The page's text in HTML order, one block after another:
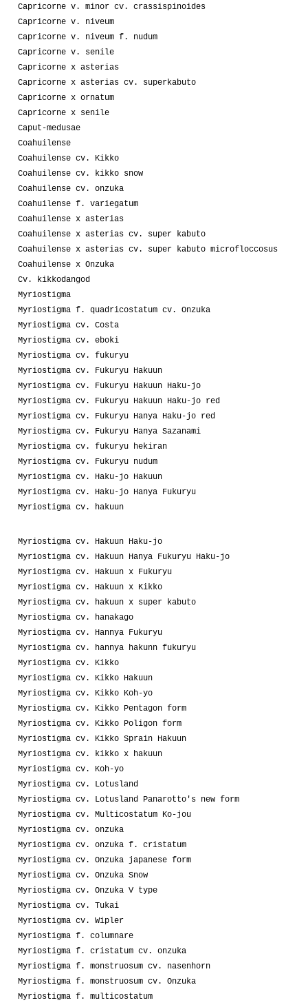
Capricorne v. minor cv. crassispinoides
Capricorne v. niveum
Capricorne v. niveum f. nudum
Capricorne v. senile
Capricorne x asterias
Capricorne x asterias cv. superkabuto
Capricorne x ornatum
Capricorne x senile
Caput-medusae
Coahuilense
Coahuilense cv. Kikko
Coahuilense cv. kikko snow
Coahuilense cv. onzuka
Coahuilense f. variegatum
Coahuilense x asterias
Coahuilense x asterias cv. super kabuto
Coahuilense x asterias cv. super kabuto microfloccosus
Coahuilense x Onzuka
Cv. kikkodangod
Myriostigma
Myriostigma f. quadricostatum cv. Onzuka
Myriostigma cv. Costa
Myriostigma cv. eboki
Myriostigma cv. fukuryu
Myriostigma cv. Fukuryu Hakuun
Myriostigma cv. Fukuryu Hakuun Haku-jo
Myriostigma cv. Fukuryu Hakuun Haku-jo red
Myriostigma cv. Fukuryu Hanya Haku-jo red
Myriostigma cv. Fukuryu Hanya Sazanami
Myriostigma cv. fukuryu hekiran
Myriostigma cv. Fukuryu nudum
Myriostigma cv. Haku-jo Hakuun
Myriostigma cv. Haku-jo Hanya Fukuryu
Myriostigma cv. hakuun
Myriostigma cv. Hakuun Haku-jo
Myriostigma cv. Hakuun Hanya Fukuryu Haku-jo
Myriostigma cv. Hakuun x Fukuryu
Myriostigma cv. Hakuun x Kikko
Myriostigma cv. hakuun x super kabuto
Myriostigma cv. hanakago
Myriostigma cv. Hannya Fukuryu
Myriostigma cv. hannya hakunn fukuryu
Myriostigma cv. Kikko
Myriostigma cv. Kikko Hakuun
Myriostigma cv. Kikko Koh-yo
Myriostigma cv. Kikko Pentagon form
Myriostigma cv. Kikko Poligon form
Myriostigma cv. Kikko Sprain Hakuun
Myriostigma cv. kikko x hakuun
Myriostigma cv. Koh-yo
Myriostigma cv. Lotusland
Myriostigma cv. Lotusland Panarotto's new form
Myriostigma cv. Multicostatum Ko-jou
Myriostigma cv. onzuka
Myriostigma cv. onzuka f. cristatum
Myriostigma cv. Onzuka japanese form
Myriostigma cv. Onzuka Snow
Myriostigma cv. Onzuka V type
Myriostigma cv. Tukai
Myriostigma cv. Wipler
Myriostigma f. columnare
Myriostigma f. cristatum cv. onzuka
Myriostigma f. monstruosum cv. nasenhorn
Myriostigma f. monstruosum cv. Onzuka
Myriostigma f. multicostatum